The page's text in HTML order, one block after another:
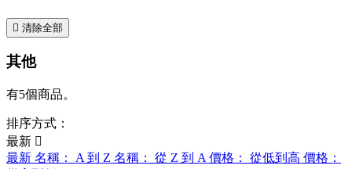
 清除全部
其他
有5個商品。
排序方式：
最新 
最新 名稱： A 到 Z 名稱： 從 Z 到 A 價格： 從低到高 價格：